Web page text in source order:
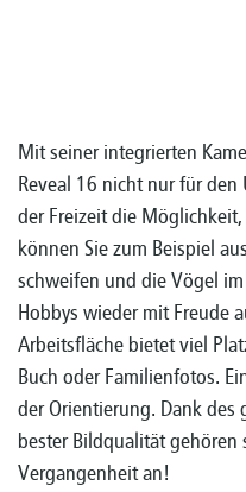
Mit seiner integrierten
Reveal 16 nicht nur für den
der Freizeit die
können Sie zum Beispiel
schweifen und die Vögel
Hobbys wieder mit Freude
Arbeitsfläche bietet viel
Buch oder Familienfotos.
der Orientierung. Dank
bester Bildqualität gehören
Vergangenheit an!